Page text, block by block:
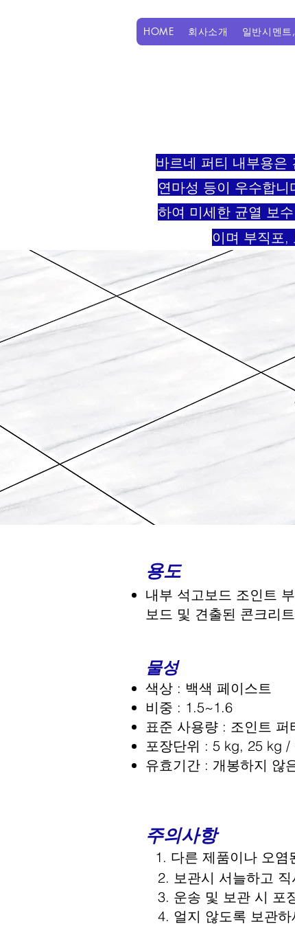
HOME 회사소개 일반시멘
바르네 퍼티 내부용은
연마성 등이 우수합
하여 미세한 균열 보
이며 부직포,
용도
내부 석고보드 조인트
보드 및 견출된 콘크리
물성
색상 : 백색 페이스트
비중 : 1.5~1.6
표준 사용량 : 조인트
포장단위 : 5 kg, 25 kg /
유효기간 : 개봉하지 않
주의사항
1. 다른 제품이나 오
2. 보관시 서늘하고 직
3. 운송 및 보관 시 포
4. 얼지 않도록 보관하